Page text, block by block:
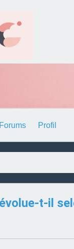
Forums Profil
t-il